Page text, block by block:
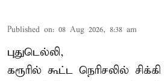
Published on: 08 Aug 2026, 8:38 am
புதுடெல்லி,
கரூரில் கூட்ட நெரிசலில்